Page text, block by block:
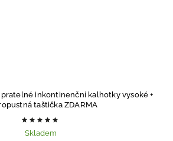
pratelné inkontinenční kalhotky vysoké+
taštička ZDARMA
Skladem